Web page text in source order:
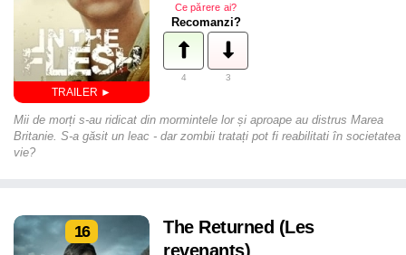
Ce părere ai?
Recomanzi?
4 3
Mii de morți s-au ridicat din mormintele lor și aproape au distrus Marea
Britanie. S-a găsit un leac - dar zombii tratați pot fi reabilitati în societatea
vie?
16
The Returned (Les
revenants)